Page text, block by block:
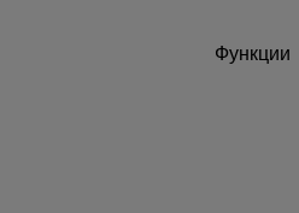
Функции